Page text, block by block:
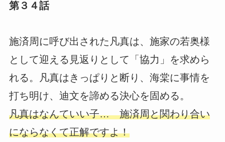
第３４話
施済周に呼び出された凡真は、施家の若奥様
として迎える見返りとして「協力」を求めら
れる。凡真はきっぱりと断り、海棠に事情を
打ち明け、迪文を諦める決心を固める。
凡真はなんていい子… 施済周と関わり合い
にならなくて正解ですよ！